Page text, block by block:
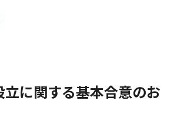
立に関する基本合意のお